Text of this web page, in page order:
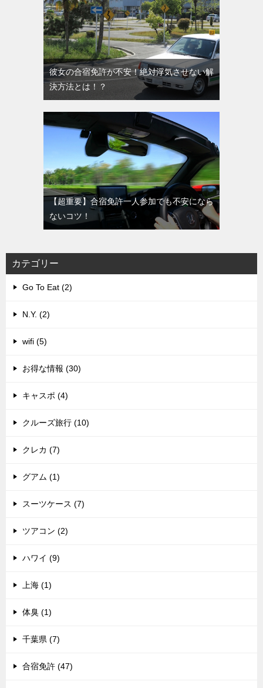
彼女の合宿免許が不安！絶対浮気させない解
決方法とは！？
【超重要】合宿免許一人参加でも不安になら
ないコツ！
カテゴリー
Go To Eat (2)
N.Y. (2)
wifi (5)
お得な情報 (30)
キャスポ (4)
クルーズ旅行 (10)
クレカ (7)
グアム (1)
スーツケース (7)
ツアコン (2)
ハワイ (9)
上海 (1)
体臭 (1)
千葉県 (7)
合宿免許 (47)